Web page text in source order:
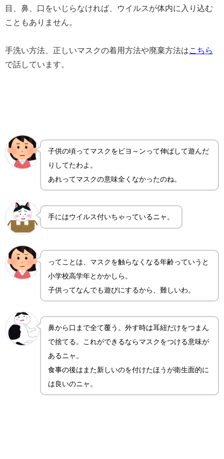
目、鼻、口をいじらなければ、ウイルスが体内に入り込む
こともありません。
手洗い方法、正しいマスクの着用方法や廃棄方法は こちら
で話しています。
子供の頃ってマスクをビヨ～ンって伸ばして遊んだ
りしてたわよ。
あれってマスクの意味全くなかったのね。
手にはウイルス付いちゃっているニャ。
ってことは、マスクを触らなくなる年齢っていうと
小学校高学年とかかしら。
子供ってなんでも遊びにするから、難しいわ。
鼻から口まで全て覆う。外す時は耳紐だけをつまん
で捨てる。これができるならマスクをつける意味が
あるニャ。
食事の後はまた新しいのを付けたほうが衛生面的に
は良いのニャ。